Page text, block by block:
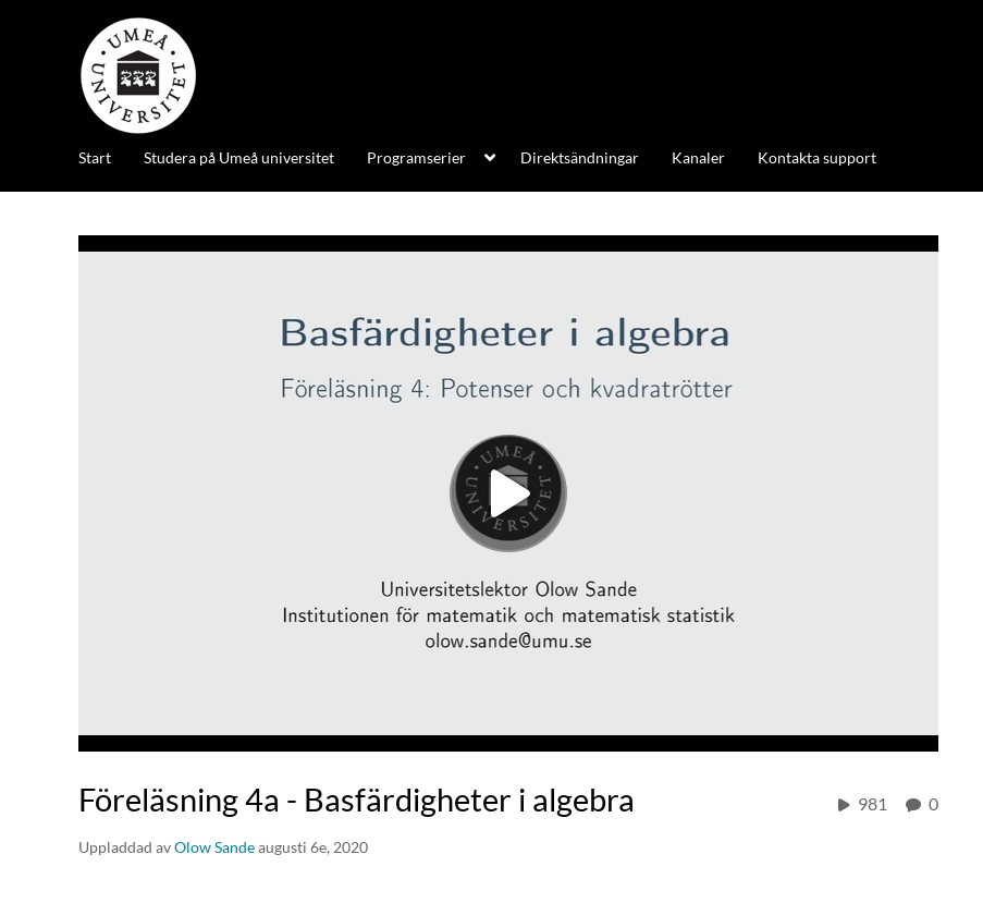
Start Studera på Umeå universitet Programserier Direktsändningar Kanaler Kontakta support
Föreläsning 4a - Basfärdigheter i algebra
Uppladdad avOlow Sandeaugusti 6e, 2020
981 0